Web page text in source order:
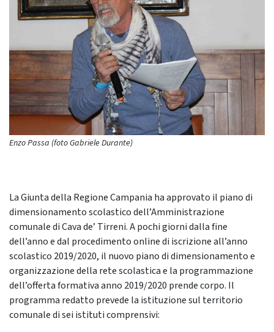
Enzo Passa (foto Gabriele Durante)
La Giunta della Regione Campania ha approvato il piano di
dimensionamento scolastico dell’Amministrazione
comunale di Cava de’ Tirreni. A pochi giorni dalla fine
dell’anno e dal procedimento online di iscrizione all’anno
scolastico 2019/2020, il nuovo piano di dimensionamento e
organizzazione della rete scolastica e la programmazione
dell’offerta formativa anno 2019/2020 prende corpo. Il
programma redatto prevede la istituzione sul territorio
comunale di sei istituti comprensivi: